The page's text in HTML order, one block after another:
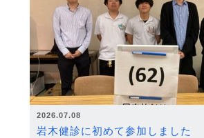
2026.07.08
岩木健診に初めて参加しました